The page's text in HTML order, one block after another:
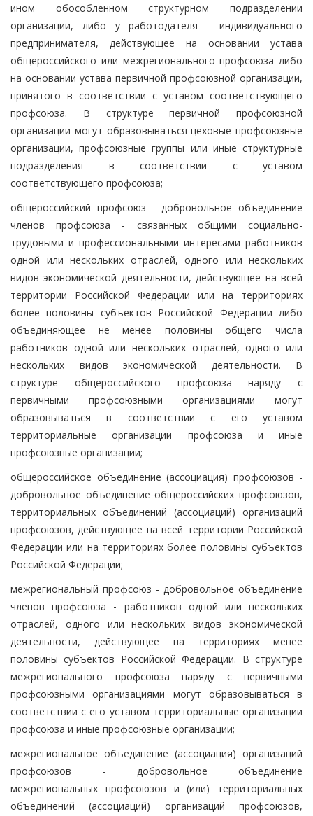
ином обособленном структурном подразделении
организации, либо у работодателя - индивидуального
предпринимателя, действующее на основании устава
общероссийского или межрегионального профсоюза либо
на основании устава первичной профсоюзной организации,
принятого в соответствии с уставом соответствующего
профсоюза. В структуре первичной профсоюзной
организации могут образовываться цеховые профсоюзные
организации, профсоюзные группы или иные структурные
подразделения в соответствии с уставом
соответствующего профсоюза;
общероссийский профсоюз - добровольное объединение
членов профсоюза - связанных общими социально-
трудовыми и профессиональными интересами работников
одной или нескольких отраслей, одного или нескольких
видов экономической деятельности, действующее на всей
территории Российской Федерации или на территориях
более половины субъектов Российской Федерации либо
объединяющее не менее половины общего числа
работников одной или нескольких отраслей, одного или
нескольких видов экономической деятельности. В
структуре общероссийского профсоюза наряду с
первичными профсоюзными организациями могут
образовываться в соответствии с его уставом
территориальные организации профсоюза и иные
профсоюзные организации;
общероссийское объединение (ассоциация) профсоюзов -
добровольное объединение общероссийских профсоюзов,
территориальных объединений (ассоциаций) организаций
профсоюзов, действующее на всей территории Российской
Федерации или на территориях более половины субъектов
Российской Федерации;
межрегиональный профсоюз - добровольное объединение
членов профсоюза - работников одной или нескольких
отраслей, одного или нескольких видов экономической
деятельности, действующее на территориях менее
половины субъектов Российской Федерации. В структуре
межрегионального профсоюза наряду с первичными
профсоюзными организациями могут образовываться в
соответствии с его уставом территориальные организации
профсоюза и иные профсоюзные организации;
межрегиональное объединение (ассоциация) организаций
профсоюзов - добровольное объединение
межрегиональных профсоюзов и (или) территориальных
объединений (ассоциаций) организаций профсоюзов,